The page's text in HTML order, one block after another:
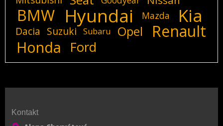
BMW Hyundai Mazda Kia
Dacia Suzuki Subaru Opel Renault
Honda Ford
Kontakt